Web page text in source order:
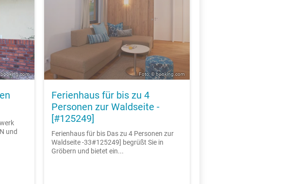
und
Foto: © booking.com
Ferienhaus für bis zu 4
Personen zur Waldseite -
[#125249]
Ferienhaus für bis Das zu 4 Personen zur
Waldseite -33#125249] begrüßt Sie in
Gröbern und bietet ein...